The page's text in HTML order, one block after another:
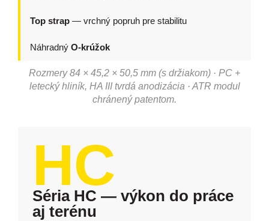
Top strap — vrchný popruh pre stabilitu
Náhradný O-krúžok
Rozmery 84 × 45,2 × 50,5 mm (s držiakom) · PC +
letecký hliník, HA III tvrdá anodizácia · ATR modul
chránený patentom.
HC
Séria HC — výkon do práce
aj terénu